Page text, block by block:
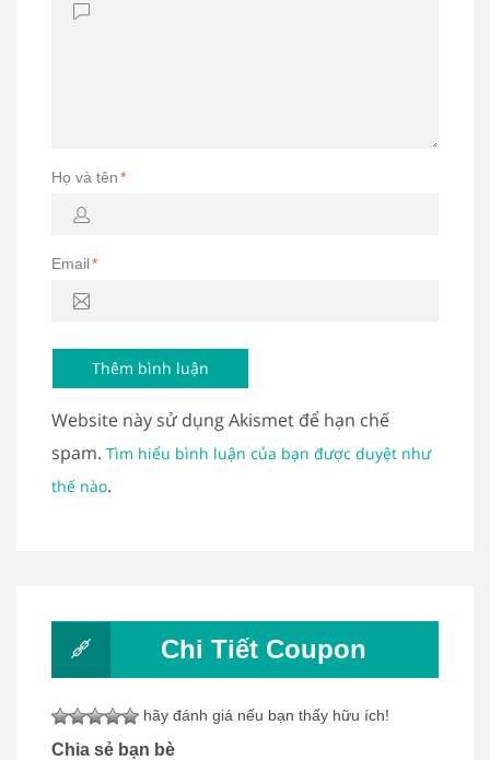
Họ và tên*
Email*
Website này sử dụng Akismet để hạn chế
spam. Tìm hiểu bình luận của bạn được duyệt như
thế nào.
Chi Tiết Coupon
hãy đánh giá nếu bạn thấy hữu ích!
Chia sẻ bạn bè